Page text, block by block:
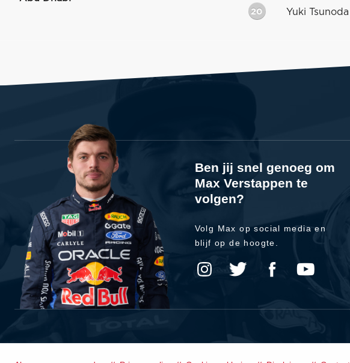
20 Yuki Tsunoda
Ben jij snel genoeg om
Max Verstappen te
volgen?
Volg Max op social media en
blijf op de hoogte.